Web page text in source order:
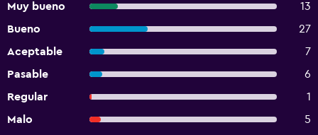
Muy bueno
13
Bueno
27
Aceptable
7
Pasable
6
Regular
1
Malo
5